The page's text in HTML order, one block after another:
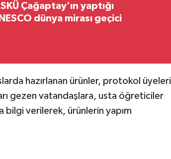
Çağaptay'ın yaptığı
dünya mirası geçici
hazırlanan ürünler, protokol üyeleri
gezen vatandaşlara, usta öğreticiler
bilgi verilerek, ürünlerin yapım